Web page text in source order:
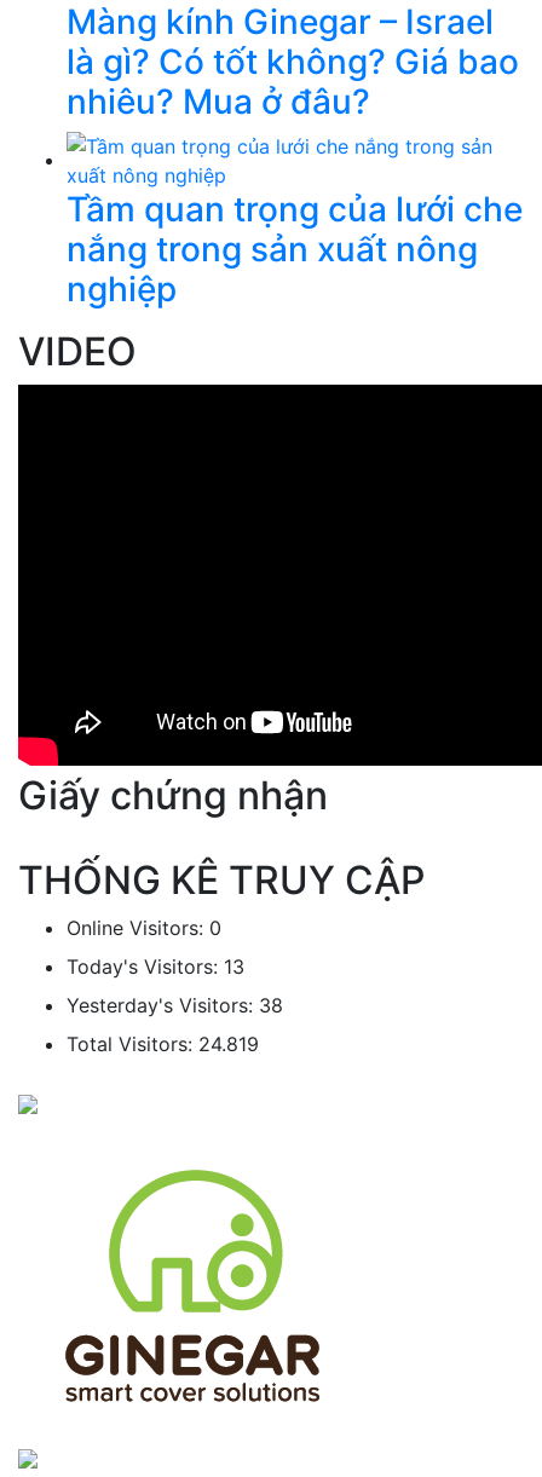
Màng kính Ginegar – Israel
là gì? Có tốt không? Giá bao
nhiêu? Mua ở đâu?
Tầm quan trọng của lưới che
nắng trong sản xuất nông
nghiệp
VIDEO
Giấy chứng nhận
THỐNG KÊ TRUY CẬP
Online Visitors: 0
Today's Visitors: 13
Yesterday's Visitors: 38
Total Visitors: 24.819